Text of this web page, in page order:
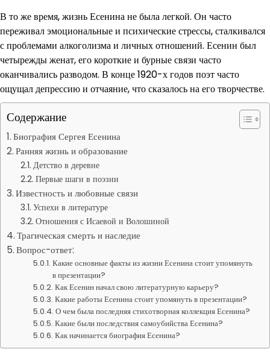
В то же время, жизнь Есенина не была легкой. Он часто
переживал эмоциональные и психические стрессы, сталкивался
с проблемами алкоголизма и личных отношений. Есенин был
четырежды женат, его короткие и бурные связи часто
оканчивались разводом. В конце 1920-х годов поэт часто
ощущал депрессию и отчаяние, что сказалось на его творчестве.
Содержание
Биография Сергея Есенина
Ранняя жизнь и образование
Детство в деревне
Первые шаги в поэзии
Известность и любовные связи
Успехи в литературе
Отношения с Исаевой и Волошиной
Трагическая смерть и наследие
Вопрос-ответ:
Какие основные факты из жизни Есенина стоит упомянуть
в презентации?
Как Есенин начал свою литературную карьеру?
Какие работы Есенина стоит упомянуть в презентации?
О чем была последняя стихотворная коллекция Есенина?
Какие были последствия самоубийства Есенина?
Как начинается биография Есенина?